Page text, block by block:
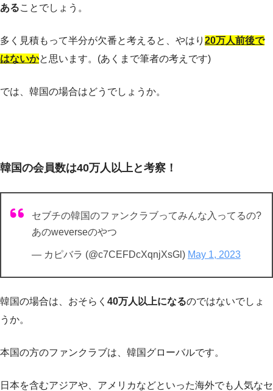
あることでしょう。
多く見積もって半分が欠番と考えると、やはり 20万人前後で
はないかと思います。(あくまで筆者の考えです)
では、韓国の場合はどうでしょうか。
韓国の会員数は40万人以上と考察！
セブチの韓国のファンクラブってみんな入ってるの?
あのweverseのやつ
— カピバラ (@c7CEFDcXqnjXsGl) May 1, 2023
韓国の場合は、おそらく 40万人以上になるのではないでしょ
うか。
本国の方のファンクラブは、韓国グローバルです。
日本を含むアジアや、アメリカなどといった海外でも人気なセ